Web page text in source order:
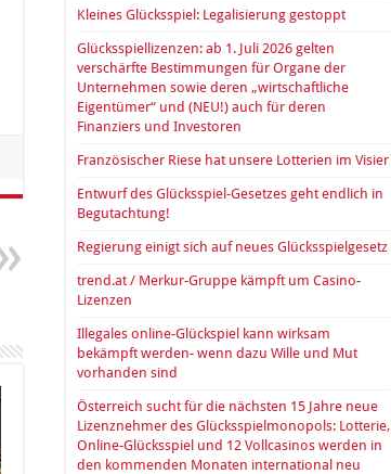
Kleines Glücksspiel: Legalisierung gestoppt
Glücksspiellizenzen: ab 1. Juli 2026 gelten
verschärfte Bestimmungen für Organe der
Unternehmen sowie deren „wirtschaftliche
Eigentümer“ und (NEU!) auch für deren
Finanziers und Investoren
Französischer Riese hat unsere Lotterien im Visier
Entwurf des Glücksspiel-Gesetzes geht endlich in
Begutachtung!
Regierung einigt sich auf neues Glücksspielgesetz
trend.at / Merkur-Gruppe kämpft um Casino-
Lizenzen
Illegales online-Glückspiel kann wirksam
bekämpft werden- wenn dazu Wille und Mut
vorhanden sind
Österreich sucht für die nächsten 15 Jahre neue
Lizenznehmer des Glücksspielmonopols: Lotterie,
Online-Glücksspiel und 12 Vollcasinos werden in
den kommenden Monaten international neu